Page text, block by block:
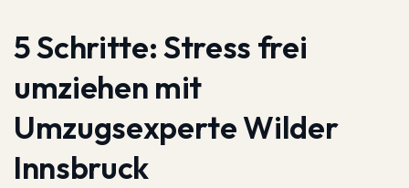
5 Schritte:Stress frei
umziehen mit
Umzugsexperte Wilder
Innsbruck